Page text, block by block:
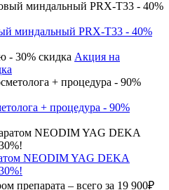
миндальный PRX-T33 - 40%
Акция на
+ процедура - 90%
NEODIM YAG DEKA